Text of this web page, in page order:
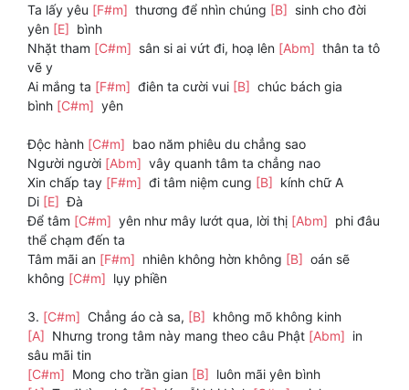
Ta lấy yêu [F#m] thương để nhìn chúng [B] sinh cho đời
yên [E] bình
Nhặt tham [C#m] sân si ai vứt đi, hoạ lên [Abm] thân ta tô
vẽ y
Ai mắng ta [F#m] điên ta cười vui [B] chúc bách gia
bình [C#m] yên
Độc hành [C#m] bao năm phiêu du chẳng sao
Người người [Abm] vây quanh tâm ta chẳng nao
Xin chấp tay [F#m] đi tâm niệm cung [B] kính chữ A
Di [E] Đà
Để tâm [C#m] yên như mây lướt qua, lời thị [Abm] phi đâu
thể chạm đến ta
Tâm mãi an [F#m] nhiên không hờn không [B] oán sẽ
không [C#m] lụy phiền
3. [C#m] Chẳng áo cà sa, [B] không mõ không kinh
[A] Nhưng trong tâm này mang theo câu Phật [Abm] in
sâu mãi tin
[C#m] Mong cho trần gian [B] luôn mãi yên bình